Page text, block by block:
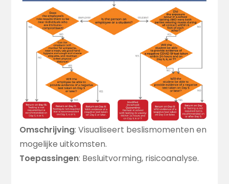
Omschrijving: Visualiseert beslismomenten en
mogelijke uitkomsten.
Toepassingen: Besluitvorming, risicoanalyse.